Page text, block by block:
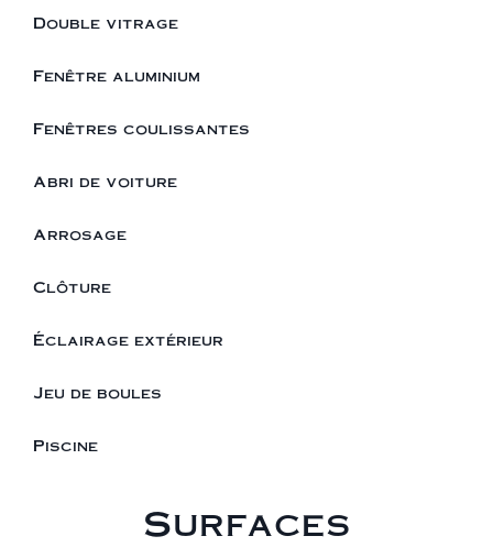
Double vitrage
Fenêtre aluminium
Fenêtres coulissantes
Abri de voiture
Arrosage
Clôture
Éclairage extérieur
Jeu de boules
Piscine
Surfaces